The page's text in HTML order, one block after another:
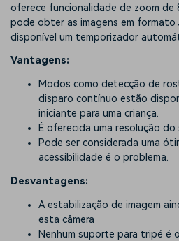
oferece funcionalidade de zoom de
pode obter as imagens em formato
disponível um temporizador
Vantagens:
Modos como detecção de
disparo contínuo estão
iniciante para uma criança.
É oferecida uma resolução
Pode ser considerada uma
acessibilidade é o problema.
Desvantagens:
A estabilização de imagem
esta câmera
Nenhum suporte para tripé é